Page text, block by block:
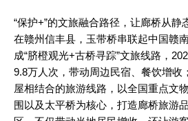
“保护+”的文旅融合路径，让廊桥从静
在赣州信丰县，玉带桥串联起中国赣
成“脐橙观光+古桥寻踪”文旅线路，
9.8万人次，带动周边民宿、餐饮增收
屋相结合的旅游线路，以全国重点文
围以及太平桥为核心，打造廊桥旅游